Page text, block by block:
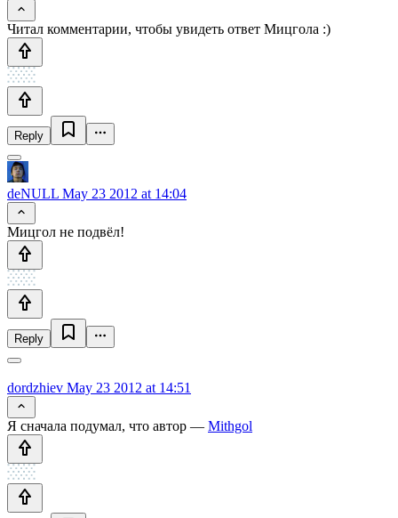
Читал комментарии, чтобы увидеть ответ Мицгола :)
Reply
deNULL May 23 2012 at 14:04
Мицгол не подвёл!
Reply
dordzhiev May 23 2012 at 14:51
Я сначала подумал, что автор — Mithgol